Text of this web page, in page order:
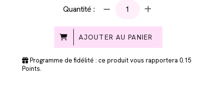
Quantité :
AJOUTER AU PANIER
Programme de fidélité : ce produit vous rapportera 0.15
Points.